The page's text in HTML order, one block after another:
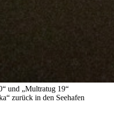
und „Multratug 19“
zurück in den Seehafen